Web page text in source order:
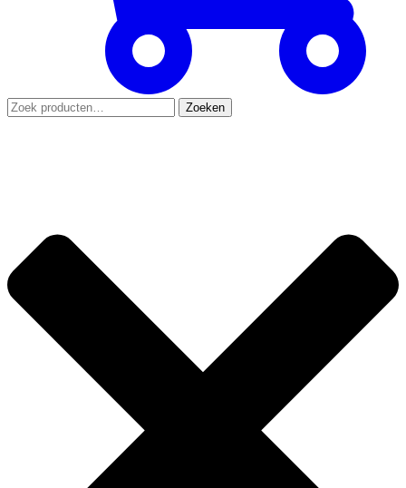
Zoeken
naar:
Zoeken